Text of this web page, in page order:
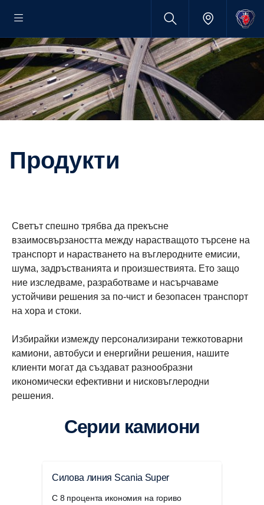
Продукти
Светът спешно трябва да прекъсне
взаимосвързаността между нарастващото търсене на
транспорт и нарастването на въглеродните емисии,
шума, задръстванията и произшествията. Ето защо
ние изследваме, разработваме и насърчаваме
устойчиви решения за по-чист и безопасен транспорт
на хора и стоки.
Избирайки измежду персонализирани тежкотоварни
камиони, автобуси и енергийни решения, нашите
клиенти могат да създават разнообразни
икономически ефективни и нисковъглеродни
решения.
Серии камиони
Силова линия Scania Super
С 8 процента икономия на гориво